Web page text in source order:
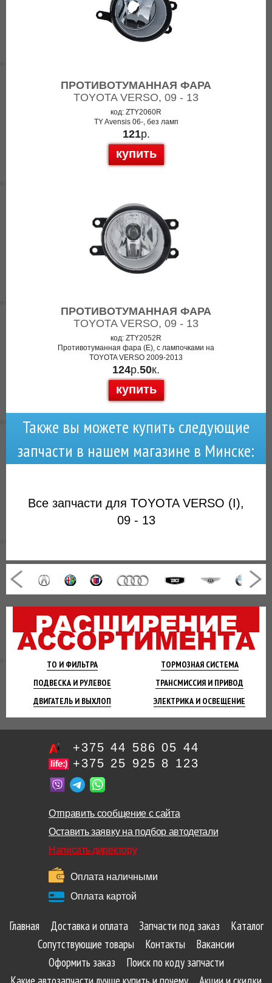
ТО И ФИЛЬТРА ТОРМОЗНАЯСИСТЕМА
ПОДВЕСКА И РУЛЕВОЕ ТРАНСМИССИЯ И ПРИВОД
ДВИГАТЕЛЬ И ВЫХЛОП ЭЛЕКТРИКА И ОСВЕЩЕНИЕ
ПРОТИВОТУМАННАЯ ФАРА
TOYOTA VERSO, 09 - 13
код: ZTY2060R
TY Avensis 06-, без ламп
121р.
купить
ПРОТИВОТУМАННАЯ ФАРА
TOYOTA VERSO, 09 - 13
код: ZTY2052R
Противотуманная фара (E), с лампочками на
TOYOTA VERSO 2009-2013
124р.50к.
купить
Также вы можете купить следующие
запчасти в нашем магазине в Минске:
Все запчасти для TOYOTA VERSO (I),
09 - 13
+375 44 586 05 44
+375 25 925 8 123
Отправить сообщение с сайта
Оставить заявку на подбор автодетали
Написать директору
Оплата наличными
Оплата картой
Главная Доставка и оплата Запчасти под заказ
Каталог
Сопутствующие товары
Контакты
Вакансии
Оформить заказ
Поиск по коду запчасти